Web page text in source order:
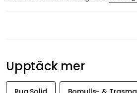
Upptäck mer